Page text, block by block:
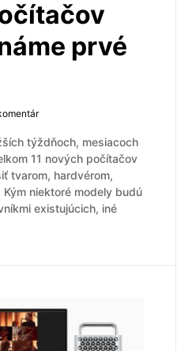
prvé
týždňoch, mesiacoch
11 nových počítačov
tvarom, hardvérom,
niektoré modely budú
existujúcich, iné